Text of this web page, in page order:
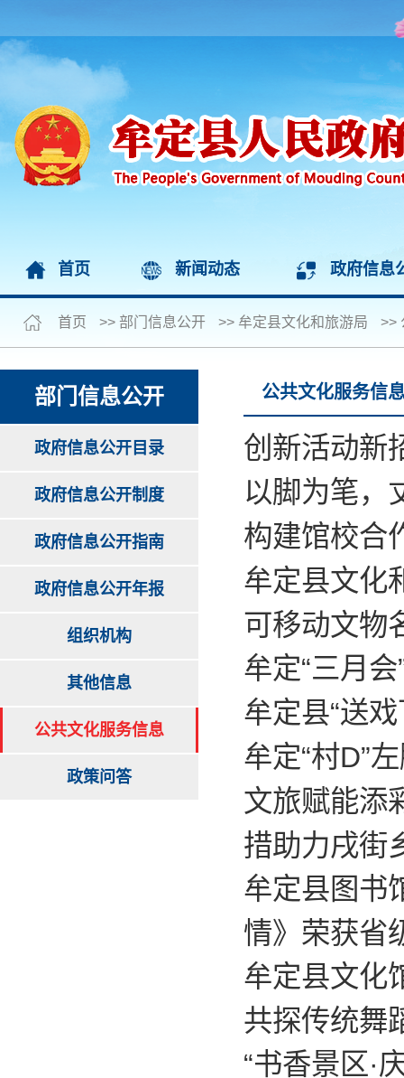
首页 新闻动态 政府信息
首页 >> 部门信息公开 >> 牟定县文化和旅游局 >>
部门信息公开
政府信息公开目录
政府信息公开制度
政府信息公开指南
政府信息公开年报
组织机构
其他信息
公共文化服务信息
政策问答
公共文化服务信
创新活动新
以脚为笔，
构建馆校合
牟定县文化
可移动文物
牟定“三月
牟定县“送
牟定“村D”
文旅赋能添
措助力戌街
牟定县图书
情》荣获省
牟定县文化
共探传统舞
“书香景区·